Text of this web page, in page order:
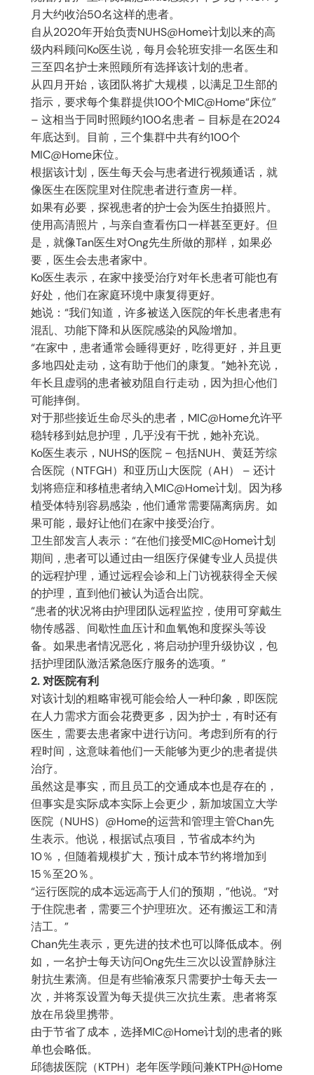
月大约收治50名这样的患者。
自从2020年开始负责NUHS@Home计划以来的高
级内科顾问Ko医生说，每月会轮班安排一名医生和
三至四名护士来照顾所有选择该计划的患者。
从四月开始，该团队将扩大规模，以满足卫生部的
指示，要求每个集群提供100个MIC@Home“床位”
– 这相当于同时照顾约100名患者 – 目标是在2024
年底达到。目前，三个集群中共有约100个
MIC@Home床位。
根据该计划，医生每天会与患者进行视频通话，就
像医生在医院里对住院患者进行查房一样。
如果有必要，探视患者的护士会为医生拍摄照片。
使用高清照片，与亲自查看伤口一样甚至更好。但
是，就像Tan医生对Ong先生所做的那样，如果必
要，医生会去患者家中。
Ko医生表示，在家中接受治疗对年长患者可能也有
好处，他们在家庭环境中康复得更好。
她说：“我们知道，许多被送入医院的年长患者患有
混乱、功能下降和从医院感染的风险增加。
“在家中，患者通常会睡得更好，吃得更好，并且更
多地四处走动，这有助于他们的康复。”她补充说，
年长且虚弱的患者被劝阻自行走动，因为担心他们
可能摔倒。
对于那些接近生命尽头的患者，MIC@Home允许平
稳转移到姑息护理，几乎没有干扰，她补充说。
Ko医生表示，NUHS的医院 – 包括NUH、黄廷芳综
合医院（NTFGH）和亚历山大医院（AH） – 还计
划将癌症和移植患者纳入MIC@Home计划。因为移
植受体特别容易感染，他们通常需要隔离病房。如
果可能，最好让他们在家中接受治疗。
卫生部发言人表示：“在他们接受MIC@Home计划
期间，患者可以通过由一组医疗保健专业人员提供
的远程护理，通过远程会诊和上门访视获得全天候
的护理，直到他们被认为适合出院。
“患者的状况将由护理团队远程监控，使用可穿戴生
物传感器、间歇性血压计和血氧饱和度探头等设
备。如果患者情况恶化，将启动护理升级协议，包
括护理团队激活紧急医疗服务的选项。”
2. 对医院有利
对该计划的粗略审视可能会给人一种印象，即医院
在人力需求方面会花费更多，因为护士，有时还有
医生，需要去患者家中进行访问。考虑到所有的行
程时间，这意味着他们一天能够为更少的患者提供
治疗。
虽然这是事实，而且员工的交通成本也是存在的，
但事实是实际成本实际上会更少，新加坡国立大学
医院（NUHS）@Home的运营和管理主管Chan先
生表示。他说，根据试点项目，节省成本约为
10％，但随着规模扩大，预计成本节约将增加到
15％至20％。
“运行医院的成本远远高于人们的预期，”他说。“对
于住院患者，需要三个护理班次。还有搬运工和清
洁工。”
Chan先生表示，更先进的技术也可以降低成本。例
如，一名护士每天访问Ong先生三次以设置静脉注
射抗生素滴。但是有些输液泵只需要护士每天去一
次，并将泵设置为每天提供三次抗生素。患者将泵
放在吊袋里携带。
由于节省了成本，选择MIC@Home计划的患者的账
单也会略低。
邱德拔医院（KTPH）老年医学顾问兼KTPH@Home